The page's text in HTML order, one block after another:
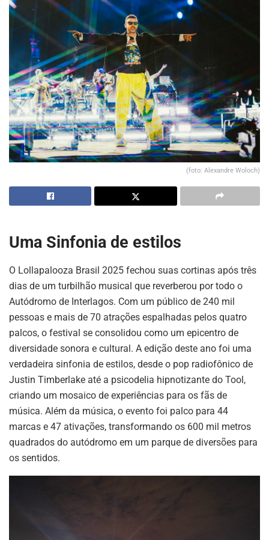
(foto: Alexandre Woloch)
Uma Sinfonia de estilos
O Lollapalooza Brasil 2025 fechou suas cortinas após três
dias de um turbilhão musical que reverberou por todo o
Autódromo de Interlagos. Com um público de 240 mil
pessoas e mais de 70 atrações espalhadas pelos quatro
palcos, o festival se consolidou como um epicentro de
diversidade sonora e cultural. A edição deste ano foi uma
verdadeira sinfonia de estilos, desde o pop radiofônico de
Justin Timberlake até a psicodelia hipnotizante do Tool,
criando um mosaico de experiências para os fãs de
música. Além da música, o evento foi palco para 44
marcas e 47 ativações, transformando os 600 mil metros
quadrados do autódromo em um parque de diversões para
os sentidos.